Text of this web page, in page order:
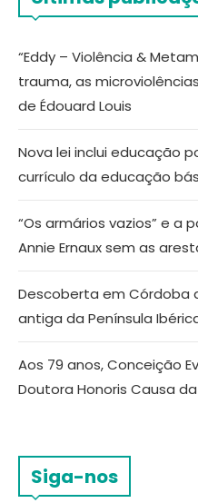
“Eddy – Violência &
trauma, as
de Édouard Louis
Nova lei inclui educação
currículo da educação
“Os armários vazios” e a
Annie Ernaux sem as
Descoberta em Córdoba
antiga da Península
Aos 79 anos, Conceição
Doutora Honoris Causa da
Siga-nos